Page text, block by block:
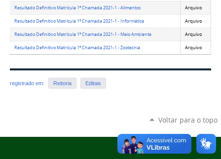
Resultado Definitivo Matrícula 1ª Chamada 2021-1 - Alimentos Arquivo
Resultado Definitivo Matrícula 1ª Chamada 2021-1 - Informática Arquivo
Resultado Definitivo Matrícula 1ª Chamada 2021-1 - Meio Ambiente Arquivo
Resultado Definitivo Matrícula 1ª Chamada 2021-1 - Zootecnia Arquivo
registrado em: Reitoria Editais
Voltar para o topo